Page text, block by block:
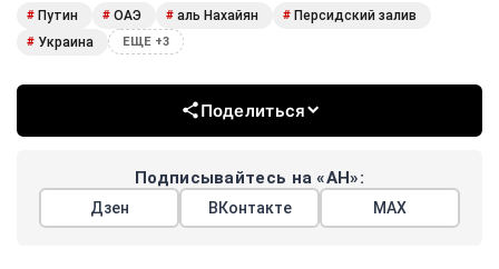
# Путин # ОАЭ # аль Нахайян # Персидский залив
# Украина ЕЩЕ +3
Поделиться
Подписывайтесь на «АН»:
Дзен ВКонтакте МАХ